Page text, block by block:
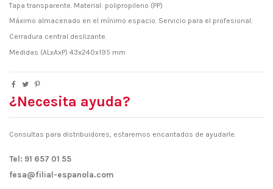
Tapa transparente. Material: polipropileno (PP)
Máximo almacenado en el mínimo espacio. Servicio para el profesional.
Cerradura central deslizante.
Medidas (ALxAxP) 43x240x195 mm
¿Necesita ayuda?
Consultas para distribuidores, estaremos encantados de ayudarle.
Tel: 91 657 01 55
fesa@filial-espanola.com